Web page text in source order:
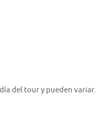
del tour y pueden variar.